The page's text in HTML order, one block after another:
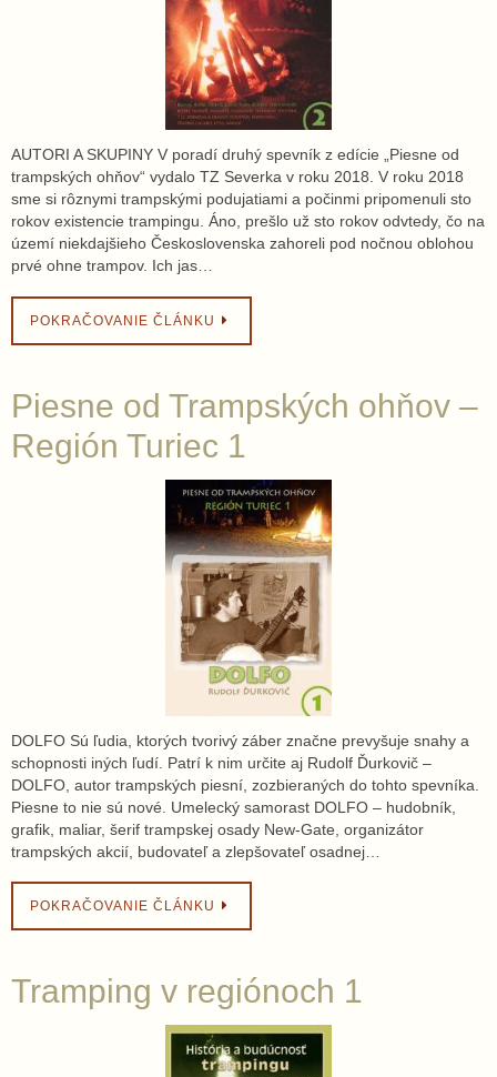
AUTORI A SKUPINY V poradí druhý spevník z edície „Piesne od
trampských ohňov“ vydalo TZ Severka v roku 2018. V roku 2018
sme si rôznymi trampskými podujatiami a počinmi pripomenuli sto
rokov existencie trampingu. Áno, prešlo už sto rokov odvtedy, čo na
území niekdajšieho Československa zahoreli pod nočnou oblohou
prvé ohne trampov. Ich jas…
POKRAČOVANIE ČLÁNKU
Piesne od Trampských ohňov –
Región Turiec 1
DOLFO Sú ľudia, ktorých tvorivý záber značne prevyšuje snahy a
schopnosti iných ľudí. Patrí k nim určite aj Rudolf Ďurkovič –
DOLFO, autor trampských piesní, zozbieraných do tohto spevníka.
Piesne to nie sú nové. Umelecký samorast DOLFO – hudobník,
grafik, maliar, šerif trampskej osady New-Gate, organizátor
trampských akcií, budovateľ a zlepšovateľ osadnej…
POKRAČOVANIE ČLÁNKU
Tramping v regiónoch 1